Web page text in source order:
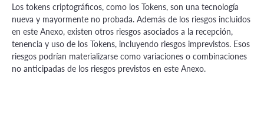
Los tokens criptográficos, como los Tokens, son una tecnología
nueva y mayormente no probada. Además de los riesgos incluidos
en este Anexo, existen otros riesgos asociados a la recepción,
tenencia y uso de los Tokens, incluyendo riesgos imprevistos. Esos
riesgos podrían materializarse como variaciones o combinaciones
no anticipadas de los riesgos previstos en este Anexo.